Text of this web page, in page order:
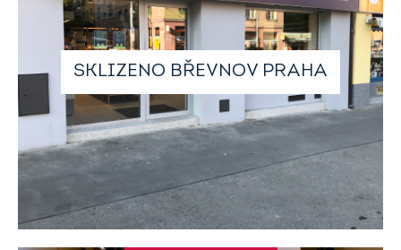
SKLIZENO BŘEVNOV PRAHA